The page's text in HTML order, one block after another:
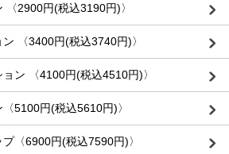
2900円(税込3190円)〉
〈3400円(税込3740円)〉
ン 〈4100円(税込4510円)〉
5100円(税込5610円)〉
〈6900円(税込7590円)〉